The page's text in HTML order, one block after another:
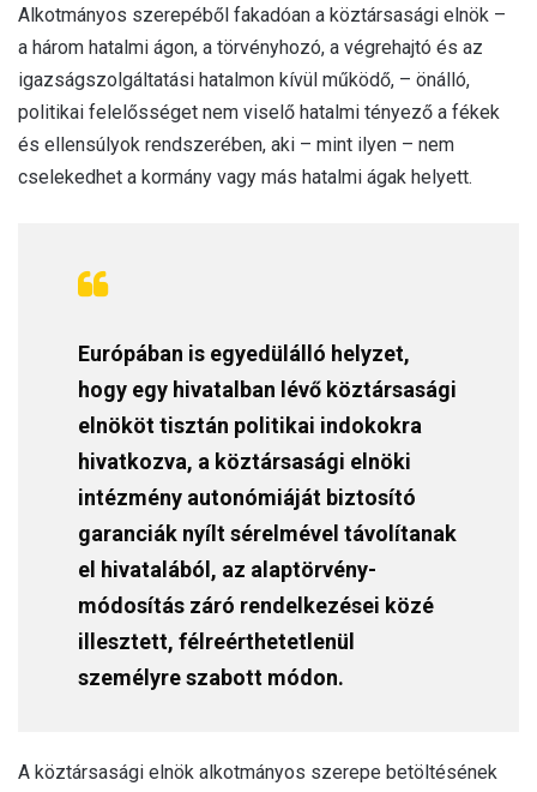
Alkotmányos szerepéből fakadóan a köztársasági elnök –
a három hatalmi ágon, a törvényhozó, a végrehajtó és az
igazságszolgáltatási hatalmon kívül működő, – önálló,
politikai felelősséget nem viselő hatalmi tényező a fékek
és ellensúlyok rendszerében, aki – mint ilyen – nem
cselekedhet a kormány vagy más hatalmi ágak helyett.
Európában is egyedülálló helyzet,
hogy egy hivatalban lévő köztársasági
elnököt tisztán politikai indokokra
hivatkozva, a köztársasági elnöki
intézmény autonómiáját biztosító
garanciák nyílt sérelmével távolítanak
el hivatalából, az alaptörvény-
módosítás záró rendelkezései közé
illesztett, félreérthetetlenül
személyre szabott módon.
A köztársasági elnök alkotmányos szerepe betöltésének